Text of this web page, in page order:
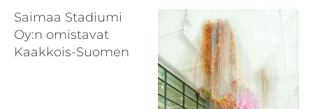
Saimaa Stadiumi
Oy:n omistavat
Kaakkois-Suomen